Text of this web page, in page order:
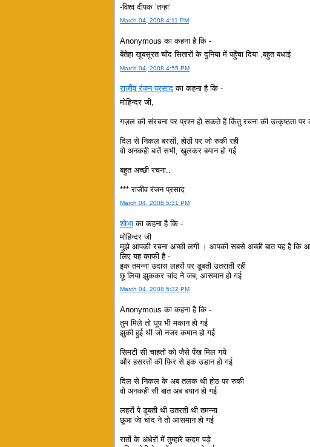
-विश्व दीपक ’तन्हा’
March 04, 2008 4:11 PM
Anonymous का कहना है कि -
बेंतेहा खूबसूरत चाँद सितारों के दुनिया में पहुँचा दिया ,बहुत बधाई
March 04, 2008 4:55 PM
राजीव रंजन प्रसाद का कहना है कि -
मोहिन्दर जी,
गज़ल की संरचना पर प्रश्न हो सकते हैं किंतु रचना की उत्कृष्ठता पर
दिल से निकल बरसों, होठों पर जो रुकी रही
वो अनकही बातें सभी, खुलकर बयान हो गई
बहुत अच्छी रचना..
*** राजीव रंजन प्रसाद
March 04, 2008 5:31 PM
शोभा का कहना है कि -
मोहिन्दर जी
मुझे आपकी रचना अच्छी लगी । आपकी सबसे अच्छी बात यह है कि
लिए यह काफी है -
इक तमन्ना उदास लहरों पर डूबती उतराती रही
छू लिया झुककर चांद ने जब, आसमान हो गई
March 04, 2008 5:32 PM
Anonymous का कहना है कि -
तुम मिले तो धूप भी मकान हो गई
झुकी हुई थी जो नजर कमान हो गई
सिमटी सी चाहतों को जैसे पँख मिल गये
और हसरतों की फ़िर से इक उडान हो गई
दिल से निकल के अब तलक थी होठ पर रुकी
वो अनकही सी बात अब बयान हो गई
लहरों पे डूबती थी उतरती थी तमन्‍ना
छूआ जेा चांद ने तो आसमान हो गई
रातों के अंधेरों में तुम्‍हारे कदम पड़े